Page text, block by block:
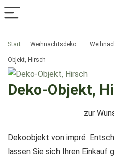
Start Weihnachtsdeko
Objekt, Hirsch
Deko-Objekt,
zur
Dekoobjekt von impré.
lassen Sie sich Ihren Einkauf